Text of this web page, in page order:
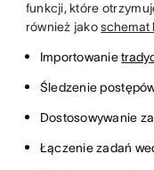
funkcji, które
również jakoschemat
Importowanie
Śledzenie
Dostosowywanie
Łączenie zadań